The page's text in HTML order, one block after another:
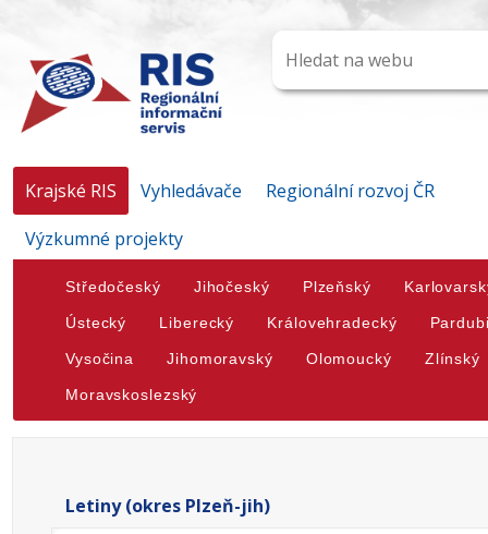
Krajské RIS Vyhledávače
Regionální rozvoj ČR
Výzkumné projekty
Středočeský Jihočeský Plzeňský
Ústecký Liberecký Královehradecký
Vysočina Jihomoravský Olomoucký Zlínský
Moravskoslezský
Letiny (okres Plzeň-jih)